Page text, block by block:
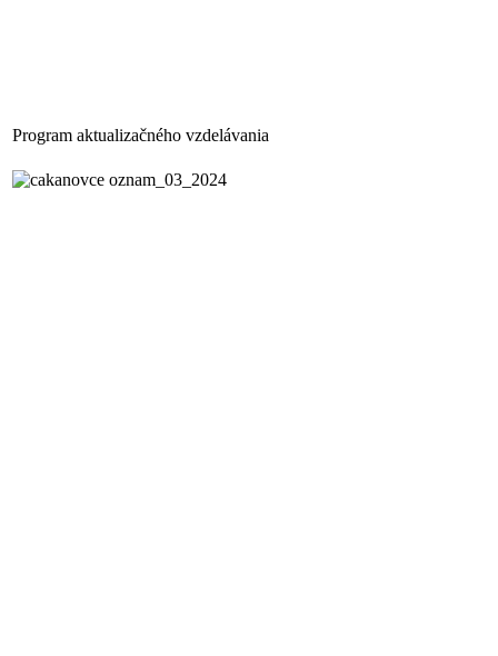
Program aktualizačného vzdelávania